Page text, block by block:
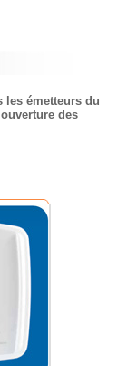
les émetteurs du
des